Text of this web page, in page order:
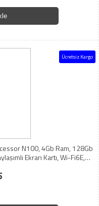
Ücretsiz Kargo
N100, 4Gb Ram, 128Gb
Ekran Kartı, Wi-Fi6E,